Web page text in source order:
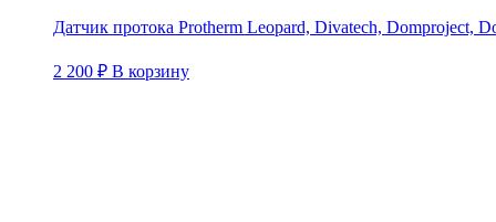
Датчик протока Protherm Leopard, Divatech, Domproject,
2 200 ₽ В корзину